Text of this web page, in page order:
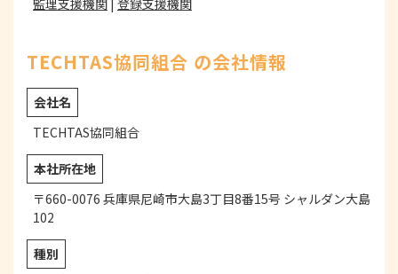
監理支援機関 | 登録支援機関
TECHTAS協同組合 の会社情報
会社名
TECHTAS協同組合
本社所在地
〒660-0076 兵庫県尼崎市大島3丁目8番15号 シャルダン大島
102
種別